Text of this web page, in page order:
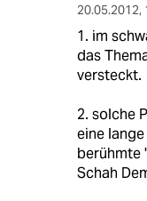
20.05.2012,
1. im
das
versteckt.
2. solche
eine
berühmte
Schah